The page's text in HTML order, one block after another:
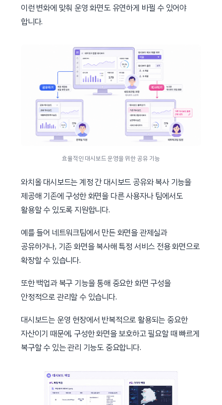
이런 변화에 맞춰 운영 화면도 유연하게 바뀔 수 있어야
합니다.
효율적인 대시보드 운영을 위한 공유 기능
와치올 대시보드는 계정 간 대시보드 공유와 복사 기능을
제공해 기존에 구성한 화면을 다른 사용자나 팀에서도
활용할 수 있도록 지원합니다.
예를 들어 네트워크팀에서 만든 화면을 관제실과
공유하거나, 기존 화면을 복사해 특정 서비스 전용 화면으로
확장할 수 있습니다.
또한 백업과 복구 기능을 통해 중요한 화면 구성을
안정적으로 관리할 수 있습니다.
대시보드는 운영 현장에서 반복적으로 활용되는 중요한
자산이기 때문에, 구성한 화면을 보호하고 필요할 때 빠르게
복구할 수 있는 관리 기능도 중요합니다.